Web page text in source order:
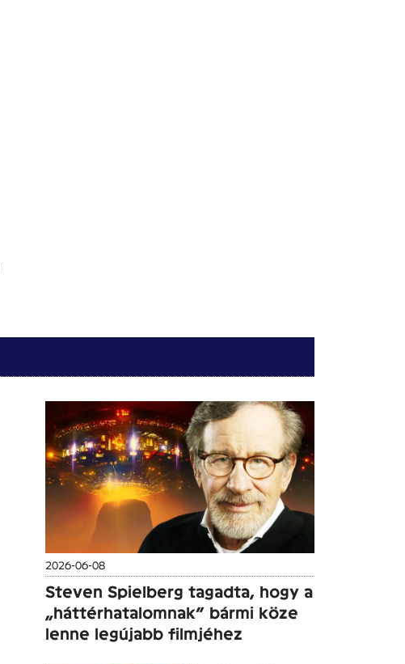
2026-06-08
Steven Spielberg tagadta, hogy a
„háttérhatalomnak” bármi köze
lenne legújabb filmjéhez